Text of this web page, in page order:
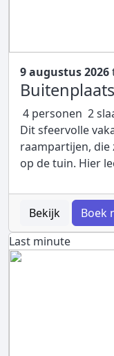
9 augustus 2026
4 personen 2
Dit sfeervolle
raampartijen,
op de tuin. Hier
Bekijk
Boek
Last minute